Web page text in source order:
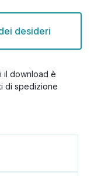
desideri
il download è
di spedizione